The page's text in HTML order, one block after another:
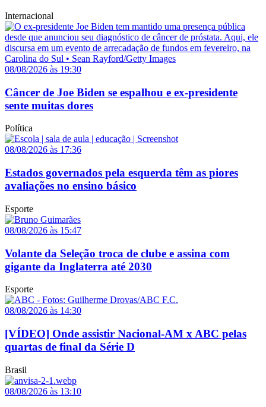
Internacional
08/08/2026 às 19:30
Câncer de Joe Biden se espalhou e ex-presidente
sente muitas dores
Política
08/08/2026 às 17:36
Estados governados pela esquerda têm as piores
avaliações no ensino básico
Esporte
08/08/2026 às 15:47
Volante da Seleção troca de clube e assina com
gigante da Inglaterra até 2030
Esporte
08/08/2026 às 14:30
[VÍDEO] Onde assistir Nacional-AM x ABC pelas
quartas de final da Série D
Brasil
08/08/2026 às 13:10